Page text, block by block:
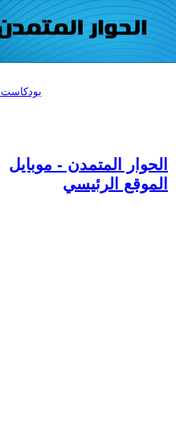
بودكاست
الحوار المتمدن - موبايل
الموقع الرئيسي